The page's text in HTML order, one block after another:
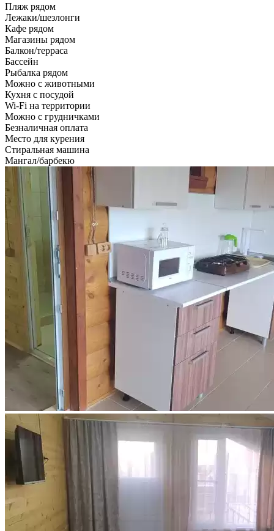
Пляж рядом
Лежаки/шезлонги
Кафе рядом
Магазины рядом
Балкон/терраса
Бассейн
Рыбалка рядом
Можно с животными
Кухня с посудой
Wi-Fi на территории
Можно с грудничками
Безналичная оплата
Место для курения
Стиральная машина
Мангал/барбекю